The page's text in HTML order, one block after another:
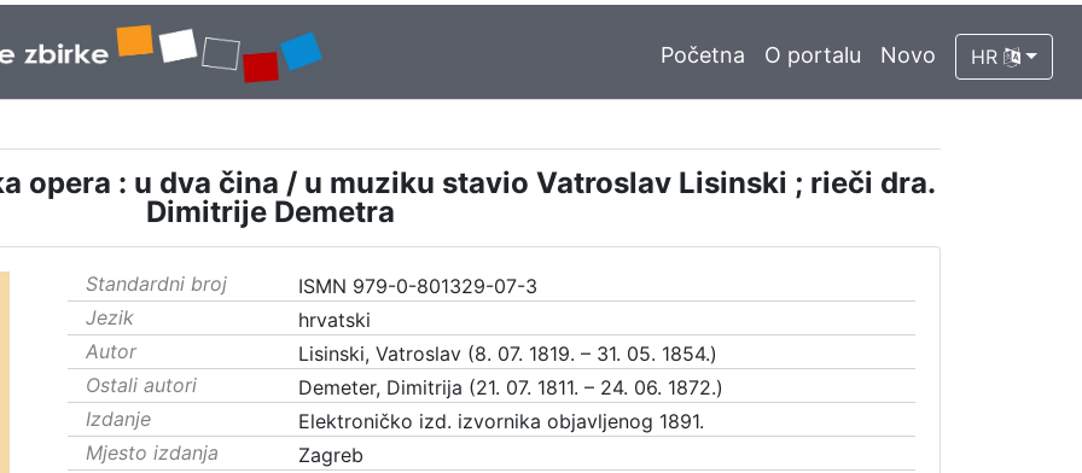
Početna O portalu Novo HR
opera : u dva čina / u muziku stavio Vatroslav Lisinski ; rieči dra.
Dimitrije Demetra
Standardni broj
ISMN 979-0-801329-07-3
Jezik
hrvatski
Autor
Lisinski, Vatroslav (8. 07. 1819. – 31. 05. 1854.)
Ostali autori
Demeter, Dimitrija (21. 07. 1811. – 24. 06. 1872.)
Izdanje
Elektroničko izd. izvornika objavljenog 1891.
Mjesto izdanja
Zagreb